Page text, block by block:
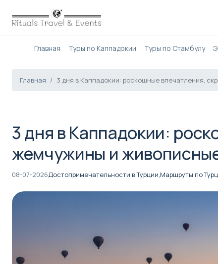
Главная Туры по Каппадокии Туры по Стамбулу
Главная 3 дня в Каппадокии: роскошные впечатления,
3 дня в Каппадокии:
жемчужины и
08-07-2026Достопримечательности в Турции,Маршруты по